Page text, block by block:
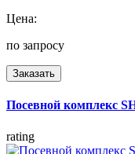
Цена:
по запросу
Заказать
Посевной комплекс
rating